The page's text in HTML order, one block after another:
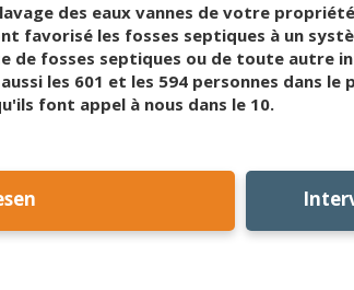
des eaux vannes de votre
favorisé les fosses septiques à un
de fosses septiques ou de toute autre
les 601 et les 594 personnes dans
font appel à nous dans le 10.